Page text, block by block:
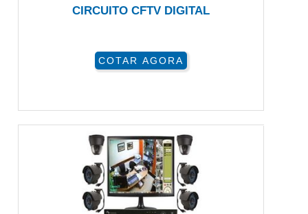
CIRCUITO CFTV DIGITAL
COTAR AGORA